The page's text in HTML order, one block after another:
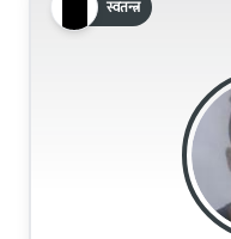
स्वतन्त्र